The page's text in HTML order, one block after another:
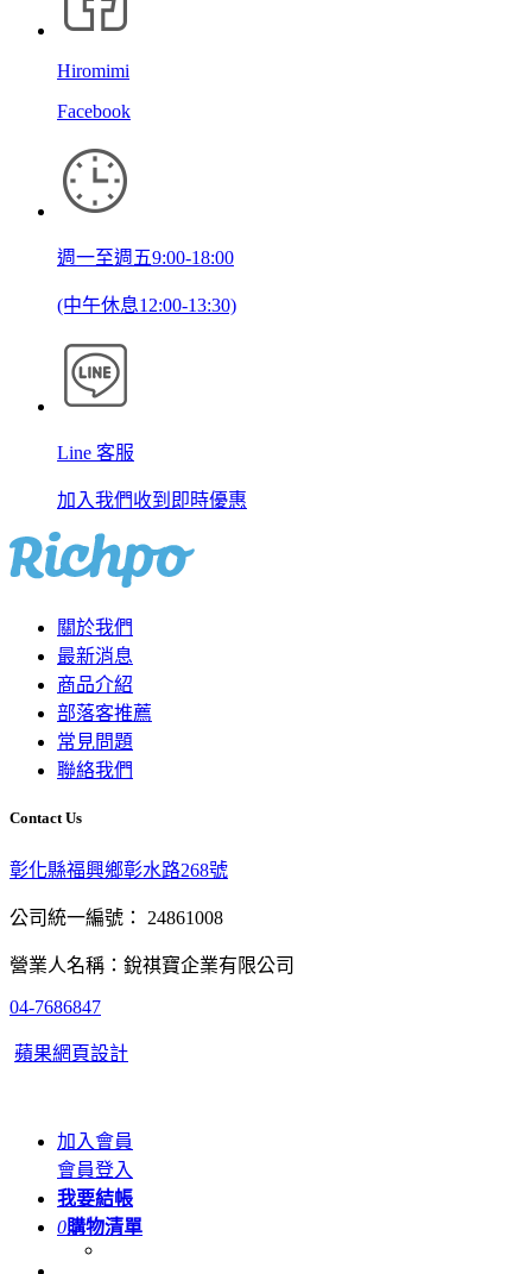
Hiromimi
Facebook
週一至週五9:00-18:00
(中午休息12:00-13:30)
Line 客服
加入我們收到即時優惠
關於我們
最新消息
商品介紹
部落客推薦
常見問題
聯絡我們
Contact Us
彰化縣福興鄉彰水路268號
公司統一編號： 24861008
營業人名稱：銳祺寶企業有限公司
04-7686847
蘋果網頁設計
加入會員
會員登入
我要結帳
0購物清單